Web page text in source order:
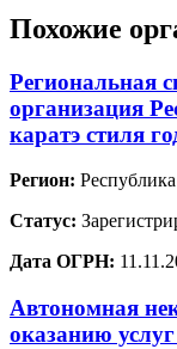
Похожие
Региональная
организация
каратэ стиля
Регион:
Статус:
Дата ОГРН:
Автономная
оказанию